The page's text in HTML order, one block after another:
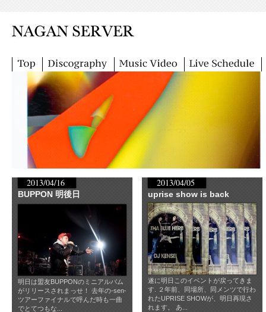
2013/04/16
BUPPON 明後日
明日は盟友BUPPONのミニアルバム
がリリースされまっせ！ 去年の-sen-
ツアーファイナルで呼んだ時も一曲
でとてつもな...
2013/04/05
uprise show is back
遂に明日このイベントが戻ってきま
す. ２年前、同場所、同メンツで行わ
れたUPRISE SHOWが、明日再現さ
れます。 あ...